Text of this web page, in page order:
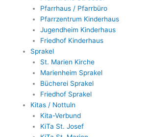
Pfarrhaus / Pfarrbüro
Pfarrzentrum Kinderhaus
Jugendheim Kinderhaus
Friedhof Kinderhaus
Sprakel
St. Marien Kirche
Marienheim Sprakel
Bücherei Sprakel
Friedhof Sprakel
Kitas / Nottuln
Kita-Verbund
KiTa St. Josef